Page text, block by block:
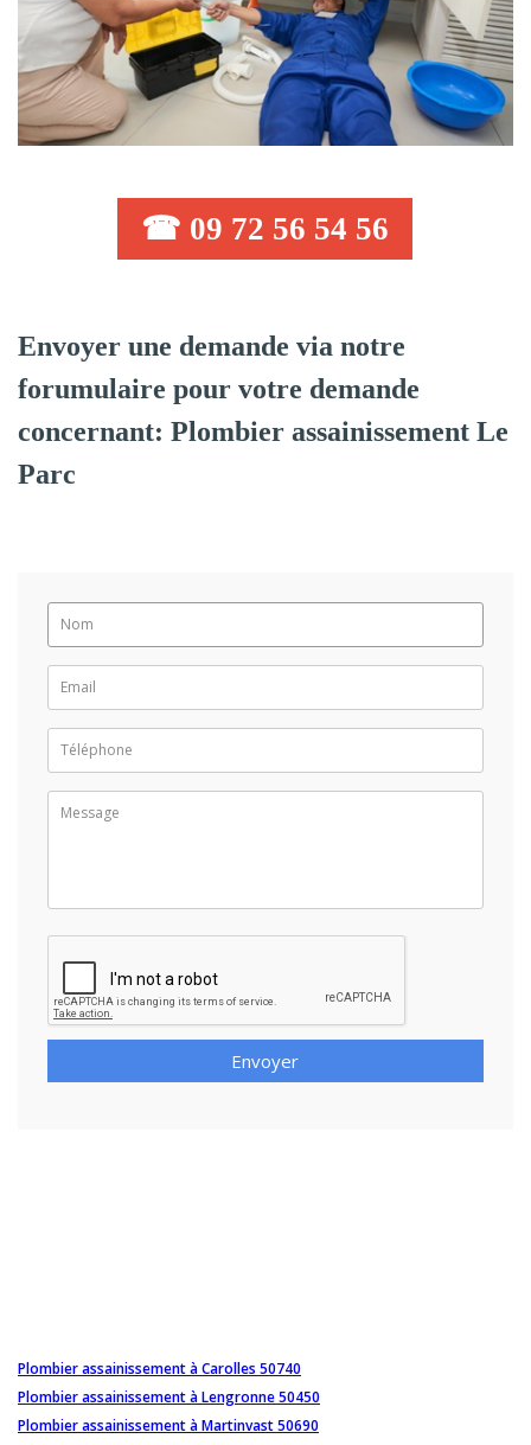
☎ 09 72 56 54 56
Envoyer une demande via notre
forumulaire pour votre demande
concernant: Plombier assainissement Le
Parc
Envoyer
Plombier assainissement à Carolles 50740
Plombier assainissement à Lengronne 50450
Plombier assainissement à Martinvast 50690